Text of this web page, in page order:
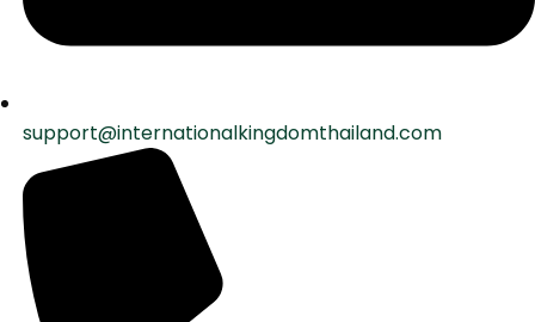
support@internationalkingdomthailand.com